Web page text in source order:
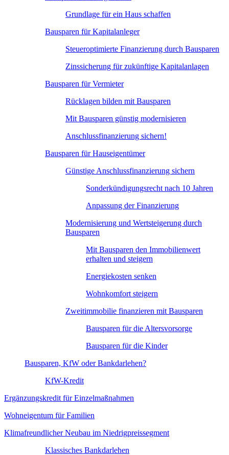
Grundlage für ein Haus schaffen
Bausparen für Kapitalanleger
Steueroptimierte Finanzierung durch Bausparen
Zinssicherung für zukünftige Kapitalanlagen
Bausparen für Vermieter
Rücklagen bilden mit Bausparen
Mit Bausparen günstig modernisieren
Anschlussfinanzierung sichern!
Bausparen für Hauseigentümer
Günstige Anschlussfinanzierung sichern
Sonderkündigungsrecht nach 10 Jahren
Anpassung der Finanzierung
Modernisierung und Wertsteigerung durch
Bausparen
Mit Bausparen den Immobilienwert
erhalten und steigern
Energiekosten senken
Wohnkomfort steigern
Zweitimmobilie finanzieren mit Bausparen
Bausparen für die Altersvorsorge
Bausparen für die Kinder
Bausparen, KfW oder Bankdarlehen?
KfW-Kredit
Ergänzungskredit für Einzelmaßnahmen
Wohneigentum für Familien
Klimafreundlicher Neubau im Niedrigpreissegment
Klassisches Bankdarlehen